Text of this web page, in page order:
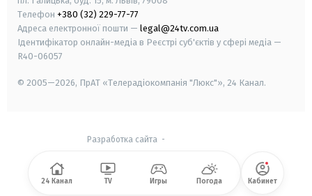
Телефон +380 (32) 229-77-77
Адреса електронної пошти — legal@24tv.com.ua
Ідентифікатор онлайн-медіа в Реєстрі суб'єктів у сфері медіа —
R40-06057
© 2005—2026, ПрАТ «Телерадіокомпанія "Люкс"», 24 Канал.
Разработка сайта -
24 Канал TV Игры Погода Кабинет